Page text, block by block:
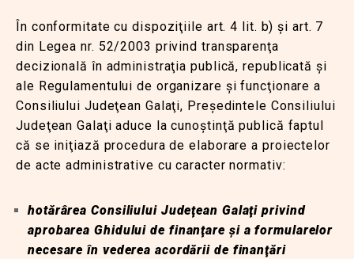
În conformitate cu dispoziţiile art. 4 lit. b) şi art. 7
din Legea nr. 52/2003 privind transparenţa
decizională în administraţia publică, republicată şi
ale Regulamentului de organizare şi funcţionare a
Consiliului Judeţean Galaţi, Preşedintele Consiliului
Judeţean Galaţi aduce la cunoştinţă publică faptul
că se iniţiază procedura de elaborare a proiectelor
de acte administrative cu caracter normativ:
hotărârea Consiliului Judeţean Galaţi privind
aprobareaGhidului de finanţare şi a formularelor
necesare în vederea acordării de finanţări